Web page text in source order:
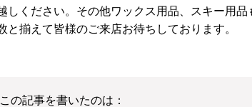
しください。その他ワックス用品、スキー用品
と揃えて皆様のご来店お待ちしております。
この記事を書いたのは：